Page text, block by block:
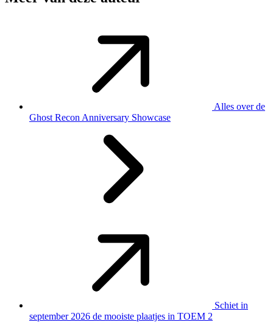
Alles over de
Ghost Recon Anniversary Showcase
Schiet in
september 2026 de mooiste plaatjes in TOEM 2